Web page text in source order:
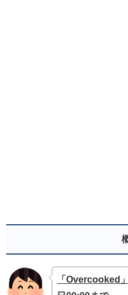
「Overcooked